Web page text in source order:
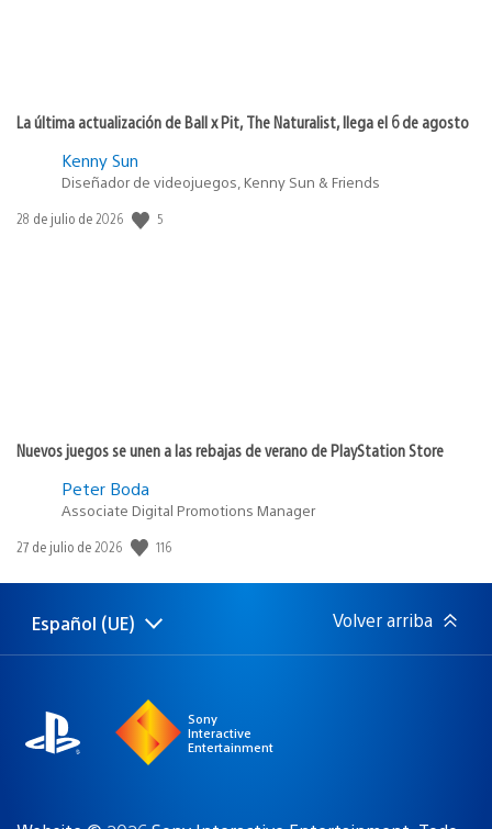
La última actualización de Ball x Pit, The Naturalist, llega el 6 de agosto
Kenny Sun
Diseñador de videojuegos, Kenny Sun & Friends
Fecha
28 de julio de 2026 5
Nuevos juegos se unen a las rebajas de verano de PlayStation Store
Peter Boda
Associate Digital Promotions Manager
Fecha
publicación:
27 de julio de 2026 116
Selecciona
una
Región
actual:
Español (UE) Volver arriba
Sony
Interactive
Entertainment